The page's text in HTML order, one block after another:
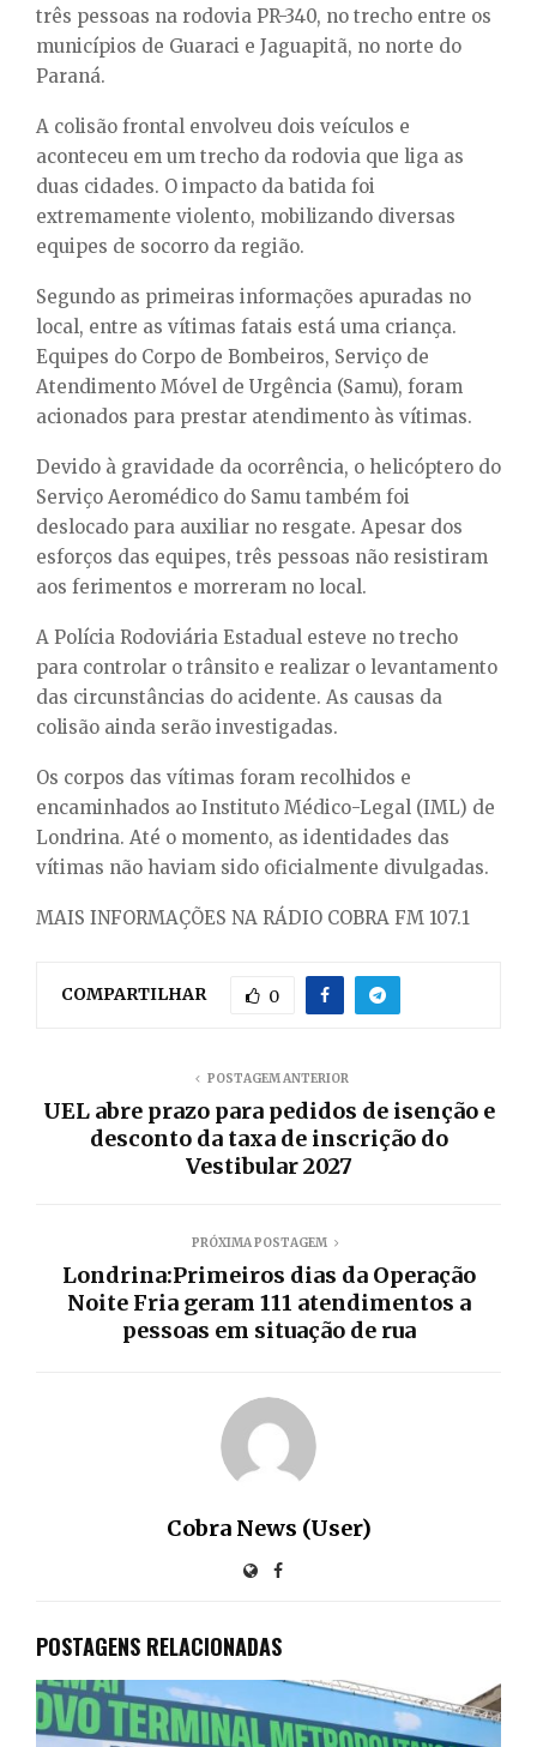
três pessoas na rodovia PR-340, no trecho entre os
municípios de Guaraci e Jaguapitã, no norte do
Paraná.
A colisão frontal envolveu dois veículos e
aconteceu em um trecho da rodovia que liga as
duas cidades. O impacto da batida foi
extremamente violento, mobilizando diversas
equipes de socorro da região.
Segundo as primeiras informações apuradas no
local, entre as vítimas fatais está uma criança.
Equipes do Corpo de Bombeiros, Serviço de
Atendimento Móvel de Urgência (Samu), foram
acionados para prestar atendimento às vítimas.
Devido à gravidade da ocorrência, o helicóptero do
Serviço Aeromédico do Samu também foi
deslocado para auxiliar no resgate. Apesar dos
esforços das equipes, três pessoas não resistiram
aos ferimentos e morreram no local.
A Polícia Rodoviária Estadual esteve no trecho
para controlar o trânsito e realizar o levantamento
das circunstâncias do acidente. As causas da
colisão ainda serão investigadas.
Os corpos das vítimas foram recolhidos e
encaminhados ao Instituto Médico-Legal (IML) de
Londrina. Até o momento, as identidades das
vítimas não haviam sido oficialmente divulgadas.
MAIS INFORMAÇÕES NA RÁDIO COBRA FM 107.1
COMPARTILHAR 0
POSTAGEM ANTERIOR
UEL abre prazo para pedidos de isenção e
desconto da taxa de inscrição do
Vestibular 2027
PRÓXIMA POSTAGEM
Londrina:Primeiros dias da Operação
Noite Fria geram 111 atendimentos a
pessoas em situação de rua
Cobra News (User)
POSTAGENS RELACIONADAS